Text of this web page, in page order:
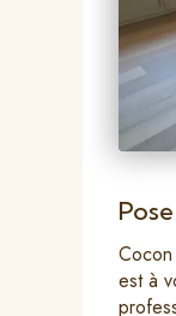
est à